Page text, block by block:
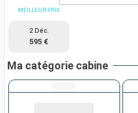
MEILLEUR PRIX
2 Déc.
595 €
Ma catégorie cabine